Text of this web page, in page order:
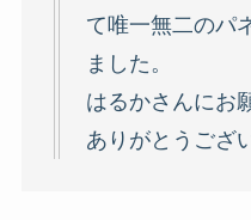
て唯一無二のパ
ました。
はるかさんにお
ありがとうござ